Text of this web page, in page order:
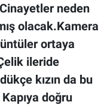
neden
olacak.Kamera
ortaya
ileride
kızın da bu
doğru